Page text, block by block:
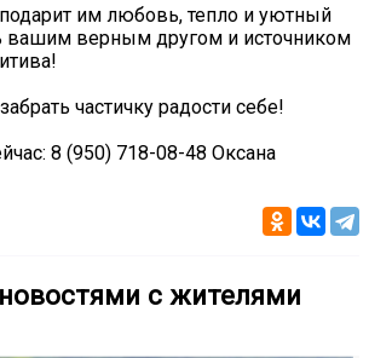
им любовь, тепло и уютный
вашим верным другом и источником
частичку радости себе!
8 (950) 718-08-48 Оксана
с жителями